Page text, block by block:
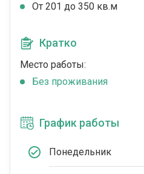
От 201 до 350 кв.м
Кратко
Место работы:
Без проживания
График работы
Понедельник